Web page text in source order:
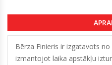
Bērza Finieris ir izgatavots
izmantojot laika apstākļu